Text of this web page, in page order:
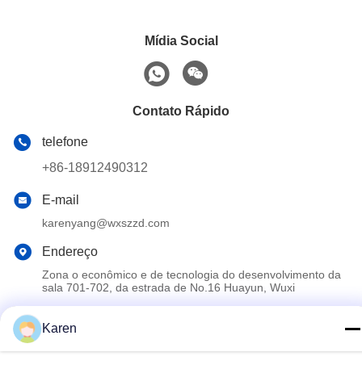
Mídia Social
Contato Rápido
telefone
+86-18912490312
E-mail
karenyang@wxszzd.com
Endereço
Zona o econômico e de tecnologia do desenvolvimento da
sala 701-702, da estrada de No.16 Huayun, Wuxi
Karen